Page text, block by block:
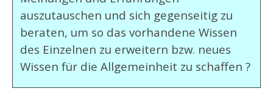
auszutauschen und sich gegenseitig zu
beraten, um so das vorhandene Wissen
des Einzelnen zu erweitern bzw. neues
Wissen für die Allgemeinheit zu schaffen ?